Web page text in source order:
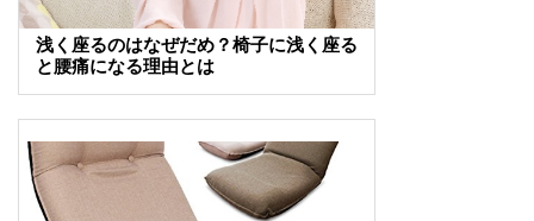
浅く座るのはなぜだめ？椅子に浅く座る
と腰痛になる理由とは